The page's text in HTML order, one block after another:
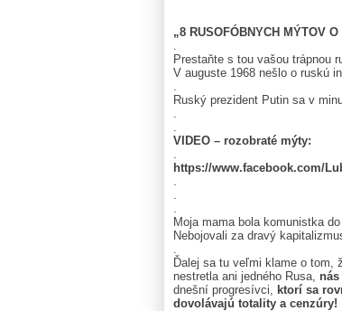
„8 RUSOFÓBNYCH MÝTOV
Prestaňte s tou vašou trápnou
V auguste 1968 nešlo o ruskú
Ruský prezident Putin sa v
VIDEO – rozobraté mýty:
https://www.facebook.com/
Moja mama bola komunistka do
Nebojovali za dravý
Ďalej sa tu veľmi klame o tom,
nestretla ani jedného Rusa,
dnešní progresívci,
ktorí sa
dovolávajú totality a cenzúry!